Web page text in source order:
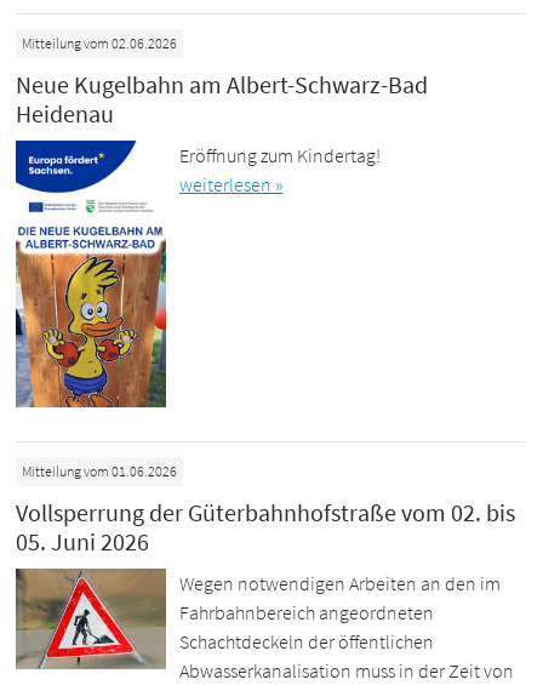
Mitteilung vom 02.06.2026
Neue Kugelbahn am Albert-Schwarz-Bad
Heidenau
Eröffnung zum Kindertag!
weiterlesen »
Mitteilung vom 01.06.2026
Vollsperrung der Güterbahnhofstraße vom 02. bis
05. Juni 2026
Wegen notwendigen Arbeiten an den im
Fahrbahnbereich angeordneten
Schachtdeckeln der öffentlichen
Abwasserkanalisation muss in der Zeit von